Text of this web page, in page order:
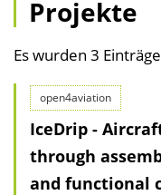
Projekte
Es wurden 3
open4aviation
IceDrip -
through
and functional